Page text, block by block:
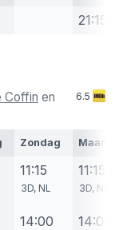
21:15
Coffin en
6.5
Zondag Maandag
11:15
3D, NL
14:00
11:15
3D, NL
14:00